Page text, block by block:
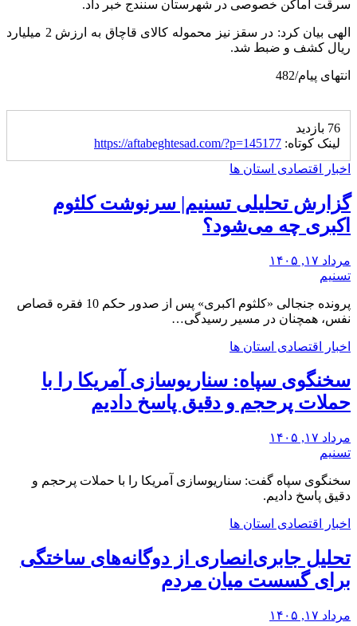
سرقت اماکن خصوصی در شهرستان سنندج خبر داد.
الهی بیان کرد: در سقز نیز محموله کالای قاچاق به ارزش 2 میلیارد
ریال کشف و ضبط شد.
انتهای پیام/482
76 بازدید
لینک کوتاه: https://aftabeghtesad.com/?p=145177
اخبار اقتصادی استان ها
گزارش تحلیلی تسنیم| سرنوشت کلثوم
اکبری چه می‌شود؟
مرداد ۱۷, ۱۴۰۵
تسنیم
پرونده جنجالی «کلثوم اکبری» پس از صدور حکم 10 فقره قصاص
نفس، همچنان در مسیر رسیدگی…
اخبار اقتصادی استان ها
سخنگوی سپاه: سناریوسازی آمریکا را با
حملات پرحجم‌‌ و دقیق‌ پاسخ دادیم
مرداد ۱۷, ۱۴۰۵
تسنیم
سخنگوی سپاه گفت: سناریوسازی آمریکا را با حملات پرحجم‌‌ و
دقیق‌ پاسخ دادیم.
اخبار اقتصادی استان ها
تحلیل جابری‌انصاری از دوگانه‌های ساختگی
‌برای گسست میان مردم
مرداد ۱۷, ۱۴۰۵